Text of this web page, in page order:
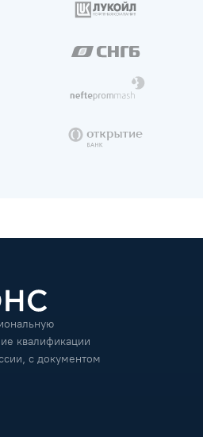
квалификации
с документом